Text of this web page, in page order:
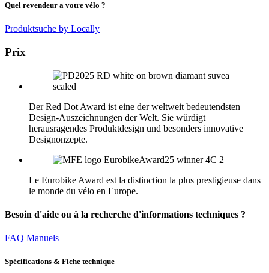
Quel revendeur a votre vélo ?
Produktsuche by Locally
Prix
Der Red Dot Award ist eine der weltweit bedeutendsten
Design-Auszeichnungen der Welt. Sie würdigt
herausragendes Produktdesign und besonders innovative
Designonzepte.
Le Eurobike Award est la distinction la plus prestigieuse dans
le monde du vélo en Europe.
Besoin d'aide ou à la recherche d'informations techniques ?
FAQ Manuels
Spécifications & Fiche technique